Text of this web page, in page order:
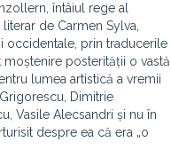
întâiul rege al
de Carmen Sylva,
occidentale, prin traducerile
posterității o vastă
lumea artistică a vremii
Dimitrie
Vasile Alecsandri și nu în
despre ea că era „o